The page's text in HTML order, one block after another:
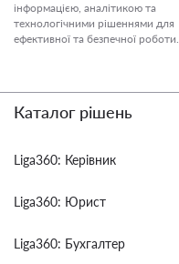
інформацією, аналітикою та
технологічними рішеннями для
ефективної та безпечної роботи.
Каталог рішень
Liga360: Керівник
Liga360: Юрист
Liga360: Бухгалтер